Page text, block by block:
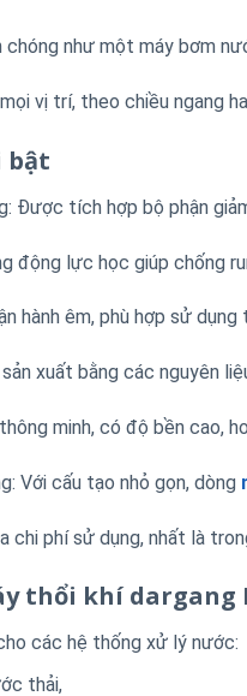
như một máy bơm
vị trí, theo chiều ngang
bật
Được tích hợp bộ phận
động lực học giúp chống
hành êm, phù hợp sử
xuất bằng các nguyên
minh, có độ bền cao,
Với cấu tạo nhỏ gọn, dòng
chi phí sử dụng, nhất là
thổi khí dargang
các hệ thống xử lý nước:
thải,